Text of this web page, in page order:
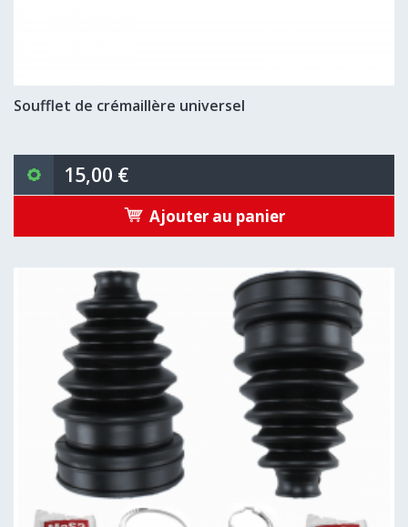
Soufflet de crémaillère universel
15,00 €
Ajouter au panier